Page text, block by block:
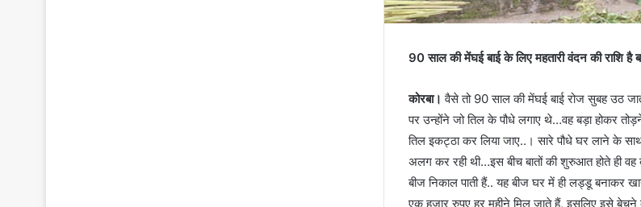
90 साल की मेंघई बाई के लिए महतारी वंदन की राशि है
कोरबा। वैसे तो 90 साल की मेंघई बाई रोज सुबह उठ
पर उन्होंने जो तिल के पौधे लगाए थे…वह बड़ा होकर
तिल इकट्ठा कर लिया जाए..। सारे पौधे घर लाने के
अलग कर रही थी…इस बीच बातों की शुरुआत होते ही
बीज निकाल पाती हैं.. यह बीज घर में ही लड्डू
एक हजार रुपए हर महीने मिल जाते हैं, इसलिए इसे